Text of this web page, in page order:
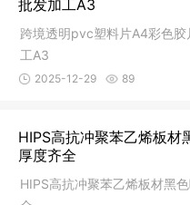
批发加工A3
跨境透明pvc塑料片A4彩色
工A3
2025-12-29 89
HIPS高抗冲聚苯乙烯板材
厚度齐全
HIPS高抗冲聚苯乙烯板材黑